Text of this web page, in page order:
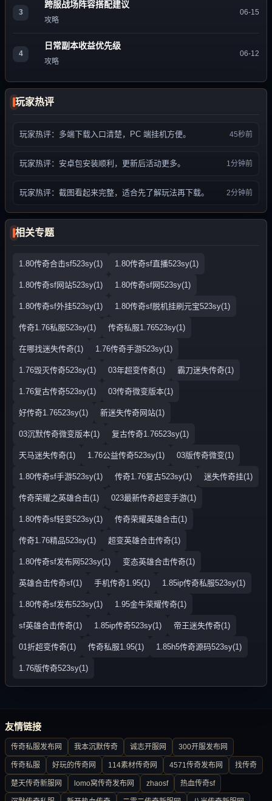
3
跨服战场阵容搭配建议
攻略
06-15
4
日常副本收益优先级
攻略
06-12
玩家热评
玩家热评：多端下载入口清楚，PC 端挂机方便。 45秒前
玩家热评：安卓包安装顺利，更新后活动更多。 1分钟前
玩家热评：截图看起来完整，适合先了解玩法再下载。 2分钟前
相关专题
1.80传奇合击sf523sy(1) 1.80传奇sf直播523sy(1)
1.80传奇sf网站523sy(1) 1.80传奇sf网523sy(1)
1.80传奇sf外挂523sy(1) 1.80传奇sf脱机挂刷元宝523sy(1)
传奇1.76私服523sy(1) 传奇私服1.76523sy(1)
在哪找迷失传奇(1) 1.76传奇手游523sy(1)
1.76毁灭传奇523sy(1) 03年超变传奇(1) 霸刀迷失传奇(1)
1.76复古传奇523sy(1) 03传奇微变版本(1)
好传奇1.76523sy(1) 新迷失传奇网站(1)
03沉默传奇微变版本(1) 复古传奇1.76523sy(1)
天马迷失传奇(1) 1.76公益传奇523sy(1) 03版传奇微变(1)
1.80传奇sf手游523sy(1) 传奇1.76复古523sy(1) 迷失传奇挂(1)
传奇荣耀之英雄合击(1) 023最新传奇超变手游(1)
1.80传奇sf轻变523sy(1) 传奇荣耀英雄合击(1)
传奇1.76精品523sy(1) 超变英雄合击传奇(1)
1.80传奇sf发布网523sy(1) 变态英雄合击传奇(1)
英雄合击传奇sf(1) 手机传奇1.95(1) 1.85ip传奇私服523sy(1)
1.80传奇sf发布523sy(1) 1.95金牛荣耀传奇(1)
sf英雄合击传奇(1) 1.85ip传奇523sy(1) 帝王迷失传奇(1)
01折超变传奇(1) 传奇私服1.95(1) 1.85h5传奇源码523sy(1)
1.76版传奇523sy(1)
友情链接
传奇私服发布网 我本沉默传奇 诚志开服网 300开服发布网
传奇私服 好玩的传奇网 114素材传奇网 4571传奇发布网 找传奇
楚天传奇新服网 lomo窝传奇发布网 zhaosf 热血传奇sf